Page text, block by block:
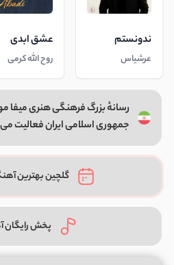
ندونستم
عرشیاس
عشق ابدی
روح الله کرمی
رسانهٔ بزرگ فرهنگی هنری میفا
جمهوری اسلامی ایران فعالیت
گلچین بهترین
پخش رایگان